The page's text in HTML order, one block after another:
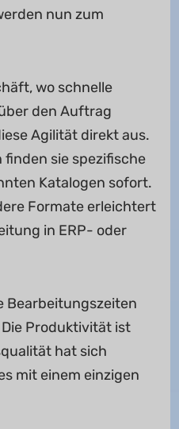
nun zum
wo schnelle
den Auftrag
Agilität direkt aus.
finden sie spezifische
Katalogen sofort.
Formate erleichtert
in ERP- oder
Bearbeitungszeiten
Produktivität ist
hat sich
mit einem einzigen